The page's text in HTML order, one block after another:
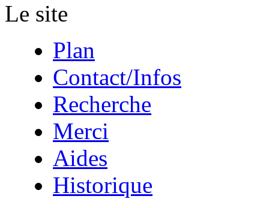
Le site
Plan
Contact/Infos
Recherche
Merci
Aides
Historique